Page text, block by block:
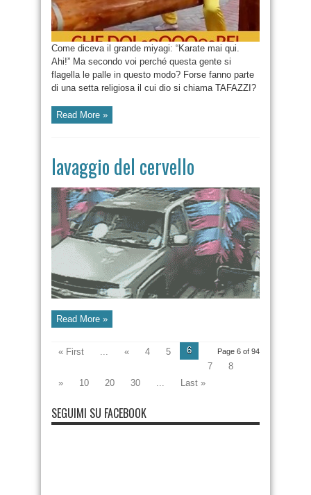
Come diceva il grande miyagi: “Karate mai qui.
Ahi!” Ma secondo voi perché questa gente si
flagella le palle in questo modo? Forse fanno parte
di una setta religiosa il cui dio si chiama TAFAZZI?
Read More »
lavaggio del cervello
Read More »
Page 6 of 94
« First ... « 4 5
6
7
8
»
10 20 30 ... Last »
SEGUIMI SU FACEBOOK